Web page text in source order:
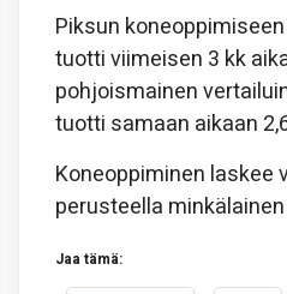
Piksun
tuotti viimeisen 3 kk
pohjoismainen
tuotti samaan aikaan
Koneoppiminen laskee
perusteella
Jaa tämä: